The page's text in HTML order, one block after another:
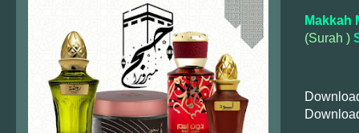
Makkah
(Surah )